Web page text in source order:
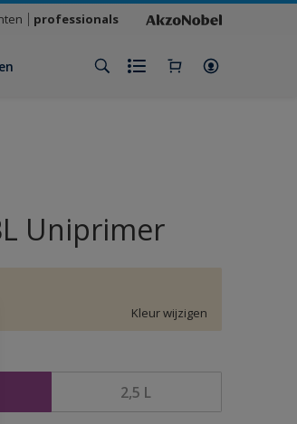
professionals
Uniprimer
Kleur wijzigen
2,5 L